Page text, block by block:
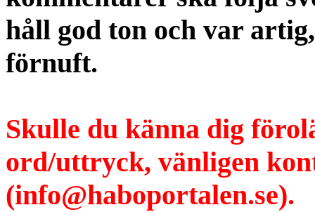
håll god ton och var
förnuft.
Skulle du känna dig
ord/uttryck, vänligen
(info@haboportalen.se).